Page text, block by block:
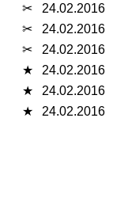
✂
24.02.2016
✂
24.02.2016
✂
24.02.2016
★
24.02.2016
★
24.02.2016
★
24.02.2016